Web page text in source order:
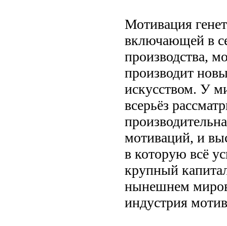
Мотивация
включающей в
производства,
производит
искусством. У
всерьёз
мотиваций, и
в которую всё
крупный
нынешнем
индустрия